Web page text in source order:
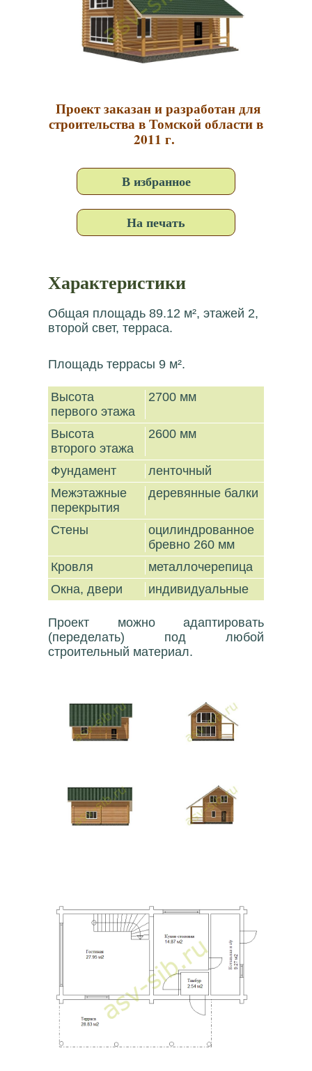
Проект заказан и разработан для
строительства в Томской области в
2011 г.
В избранное
На печать
Характеристики
Общая площадь 89.12 м², этажей 2,
второй свет, терраса.
Площадь террасы 9 м².
Высота
первого этажа
2700 мм
Высота
второго этажа
2600 мм
Фундамент
ленточный
Межэтажные
перекрытия
деревянные балки
Стены
оцилиндрованное
бревно 260 мм
Кровля
металлочерепица
Окна, двери
индивидуальные
Проект можно адаптировать
(переделать) под любой
строительный материал.